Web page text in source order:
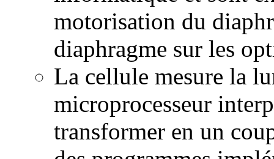
motorisation du
diaphragme sur les
La cellule mesure la
microprocesseur
transformer en un